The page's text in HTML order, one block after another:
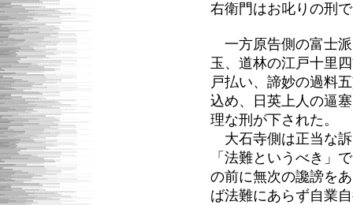
右衛門はお叱りの刑
一方原告側の富士
玉、道林の江戸十里
戸払い、諦妙の過料
込め、日英上人の逼
理な刑が下された。
大石寺側は正当な
「法難というべき」
の前に無次の讒謗を
ば法難にあらず自業